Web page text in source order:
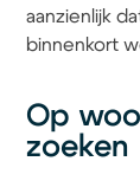
aanzienlijk
binnenkort
Op
zoeken